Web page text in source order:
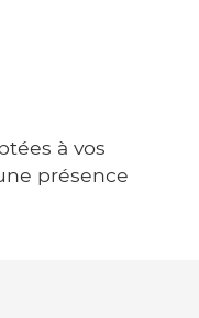
à vos
présence